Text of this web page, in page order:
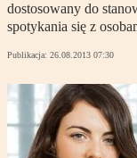
dostosowany do
spotykania się z
Publikacja: 26.08.2013 07:30